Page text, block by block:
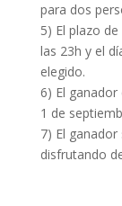
para dos
5) El plazo
las 23h y el
elegido.
6) El
1 de
7) El
disfrutando